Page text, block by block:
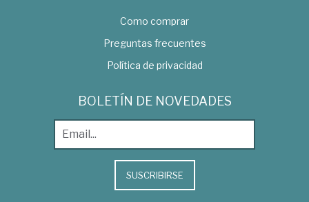
Como comprar
Preguntas frecuentes
Política de privacidad
BOLETÍN DE NOVEDADES
SUSCRIBIRSE